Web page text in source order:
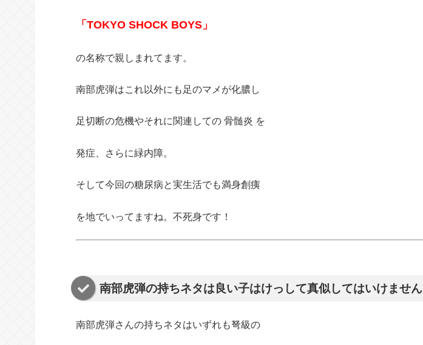
「TOKYO SHOCK BOYS」
の名称で親しまれてます。
南部虎弾はこれ以外にも足のマメが化膿し
足切断の危機やそれに関連しての 骨髄炎 を
発症、さらに緑内障。
そして今回の糖尿病と実生活でも満身創痍
を地でいってますね。不死身です！
南部虎弾の持ちネタは良い子はけっして真似してはいけません
南部虎弾さんの持ちネタはいずれも弩級の